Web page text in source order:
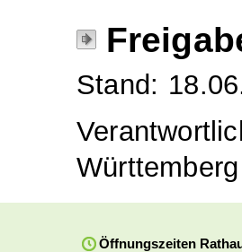
Stand:
Württemberg
Öffnungszeiten